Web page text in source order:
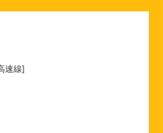
速線]